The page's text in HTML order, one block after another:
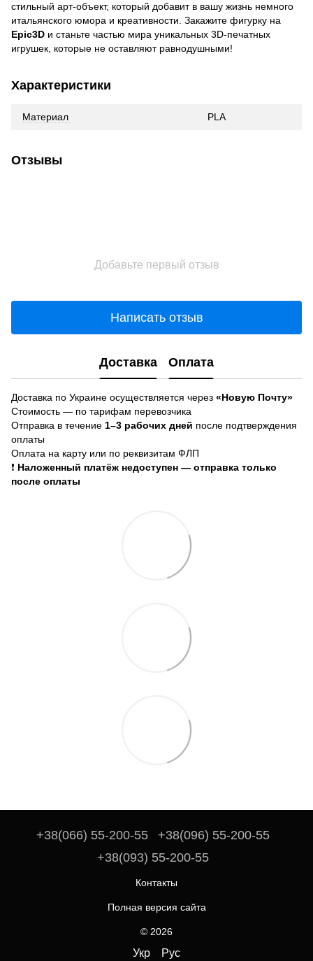
стильный арт-объект, который добавит в вашу жизнь немного
итальянского юмора и креативности. Закажите фигурку на
Epic3D и станьте частью мира уникальных 3D-печатных
игрушек, которые не оставляют равнодушными!
Характеристики
Материал PLA
Отзывы
Добавьте первый отзыв
Написать отзыв
Доставка Оплата
Доставка по Украине осуществляется через «Новую Почту»
Стоимость — по тарифам перевозчика
Отправка в течение 1–3 рабочих дней после подтверждения
оплаты
Оплата на карту или по реквизитам ФЛП
❗ Наложенный платёж недоступен — отправка только
после оплаты
+38(066) 55-200-55
+38(096) 55-200-55
+38(093) 55-200-55
Контакты
Полная версия сайта
© 2026
Укр Рус